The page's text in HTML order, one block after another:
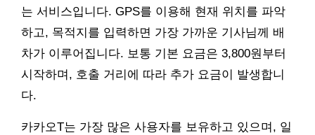
는 서비스입니다. GPS를 이용해 현재 위치를 파악
하고, 목적지를 입력하면 가장 가까운 기사님께 배
차가 이루어집니다. 보통 기본 요금은 3,800원부터
시작하며, 호출 거리에 따라 추가 요금이 발생합니
다.
카카오T는 가장 많은 사용자를 보유하고 있으며, 일